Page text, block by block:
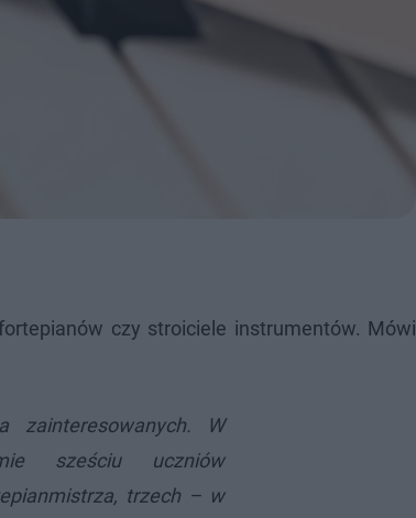
czy stroiciele instrumentów. Mówi
zainteresowanych. W
sześciu uczniów
trzech – w